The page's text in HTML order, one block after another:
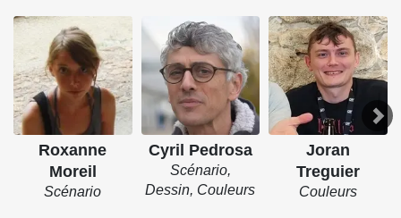
Roxanne
Moreil
Scénario
Cyril Pedrosa
Scénario,
Dessin, Couleurs
Joran
Treguier
Couleurs